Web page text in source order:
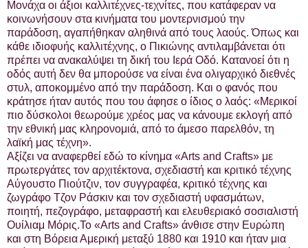
Μονάχα οι άξιοι καλλιτέχνες-τεχνίτες, που κατάφεραν να
κοινωνήσουν στα κινήματα του μοντερνισμού την
παράδοση, αγαπήθηκαν αληθινά από τους λαούς. Όπως και
κάθε ιδιοφυής καλλιτέχνης, ο Πικιώνης αντιλαμβάνεται ότι
πρέπει να ανακαλύψει τη δική του Ιερά Οδό. Κατανοεί ότι η
οδός αυτή δεν θα μπορούσε να είναι ένα ολιγαρχικό διεθνές
στυλ, αποκομμένο από την παράδοση. Και ο φανός που
κράτησε ήταν αυτός που του άφησε ο ίδιος ο λαός: «Μερικοί
πιο δύσκολοι θεωρούμε χρέος μας να κάνουμε εκλογή από
την εθνική μας κληρονομιά, από το άμεσο παρελθόν, τη
λαϊκή μας τέχνη».
Αξίζει να αναφερθεί εδώ το κίνημα «Arts and Crafts» με
πρωτεργάτες τον αρχιτέκτονα, σχεδιαστή και κριτικό τέχνης
Αύγουστο Πιούτζιν, τον συγγραφέα, κριτικό τέχνης και
ζωγράφο Τζον Ράσκιν και τον σχεδιαστή υφασμάτων,
ποιητή, πεζογράφο, μεταφραστή και ελευθεριακό σοσιαλιστή
Ουίλιαμ Μόρις.Το «Arts and Crafts» άνθισε στην Ευρώπη
και στη Βόρεια Αμερική μεταξύ 1880 και 1910 και ήταν μια